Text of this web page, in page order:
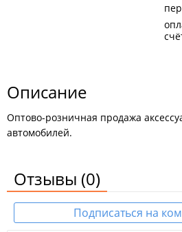
Описание
Оптово-розничная продажа
автомобилей.
Отзывы (0)
Подписаться на